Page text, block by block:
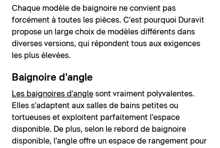
Chaque modèle de baignoire ne convient pas
forcément à toutes les pièces. C'est pourquoi Duravit
propose un large choix de modèles différents dans
diverses versions, qui répondent tous aux exigences
les plus élevées.
Baignoire d'angle
Les baignoires d'angle sont vraiment polyvalentes.
Elles s'adaptent aux salles de bains petites ou
tortueuses et exploitent parfaitement l'espace
disponible. De plus, selon le rebord de baignoire
disponible, l'angle offre un espace de rangement pour